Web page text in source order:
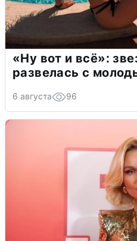
«Ну вот и всё»:
развелась с
6 августа 96